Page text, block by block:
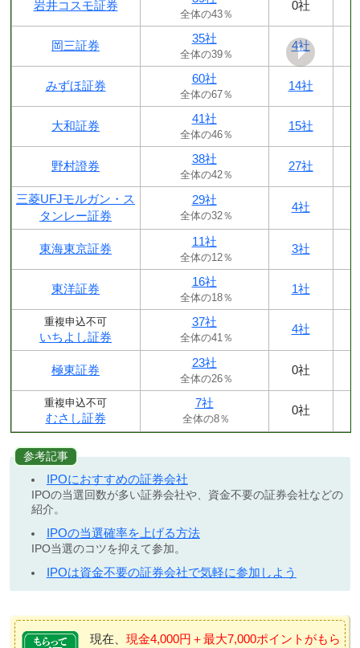
岩井コスモ証券
全体の43％
0社
岡三証券
35社
全体の39％
4社
みずほ証券
60社
全体の67％
14社
大和証券
41社
全体の46％
15社
野村證券
38社
全体の42％
27社
三菱UFJモルガン・ス
タンレー証券
29社
全体の32％
4社
東海東京証券
11社
全体の12％
3社
東洋証券
16社
全体の18％
1社
重複申込不可
いちよし証券
37社
全体の41％
4社
極東証券
23社
全体の26％
0社
重複申込不可
むさし証券
7社
全体の8％
0社
参考記事
IPOにおすすめの証券会社
IPOの当選回数が多い証券会社や、資金不要の証券会社などの
紹介。
IPOの当選確率を上げる方法
IPO当選のコツを抑えて参加。
IPOは資金不要の証券会社で気軽に参加しよう
現在、 現金4,000円＋最大7,000ポイントがもら